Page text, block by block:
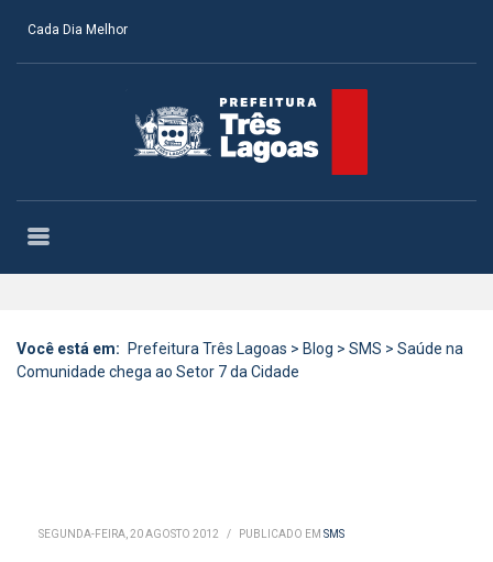
Cada Dia Melhor
Você está em: Prefeitura Três Lagoas > Blog > SMS > Saúde na
Comunidade chega ao Setor 7 da Cidade
SEGUNDA-FEIRA, 20 AGOSTO 2012 / PUBLICADO EM SMS